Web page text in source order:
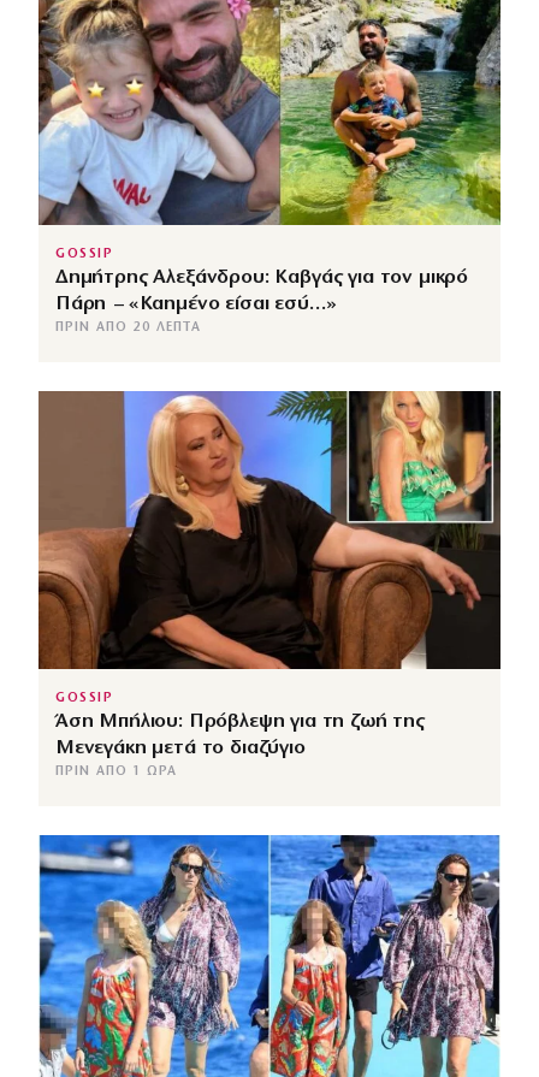
GOSSIP
Δημήτρης Αλεξάνδρου: Καβγάς για τον μικρό
Πάρη – «Καημένο είσαι εσύ…»
ΠΡΙΝ ΑΠΌ 20 ΛΕΠΤΆ
GOSSIP
Άση Μπήλιου: Πρόβλεψη για τη ζωή της
Μενεγάκη μετά το διαζύγιο
ΠΡΙΝ ΑΠΌ 1 ΏΡΑ